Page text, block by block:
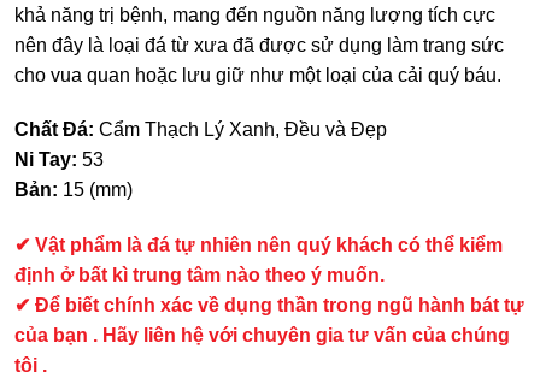
khả năng trị bệnh, mang đến nguồn năng lượng tích cực
nên đây là loại đá từ xưa đã được sử dụng làm trang sức
cho vua quan hoặc lưu giữ như một loại của cải quý báu.
Chất Đá: Cẩm Thạch Lý Xanh, Đều và Đẹp
Ni Tay: 53
Bản: 15 (mm)
✔ Vật phẩm là đá tự nhiên nên quý khách có thể kiểm
định ở bất kì trung tâm nào theo ý muốn.
✔ Để biết chính xác về dụng thần trong ngũ hành bát tự
của bạn . Hãy liên hệ với chuyên gia tư vấn của chúng
tôi .